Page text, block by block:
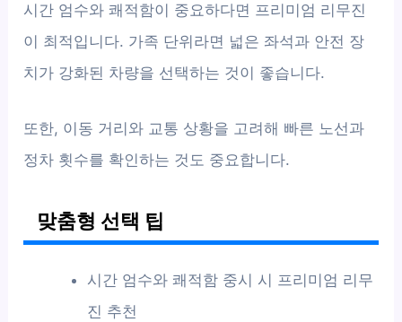
시간 엄수와 쾌적함이 중요하다면 프리미엄 리무진
이 최적입니다. 가족 단위라면 넓은 좌석과 안전 장
치가 강화된 차량을 선택하는 것이 좋습니다.
또한, 이동 거리와 교통 상황을 고려해 빠른 노선과
정차 횟수를 확인하는 것도 중요합니다.
맞춤형 선택 팁
시간 엄수와 쾌적함 중시 시 프리미엄 리무
진 추천